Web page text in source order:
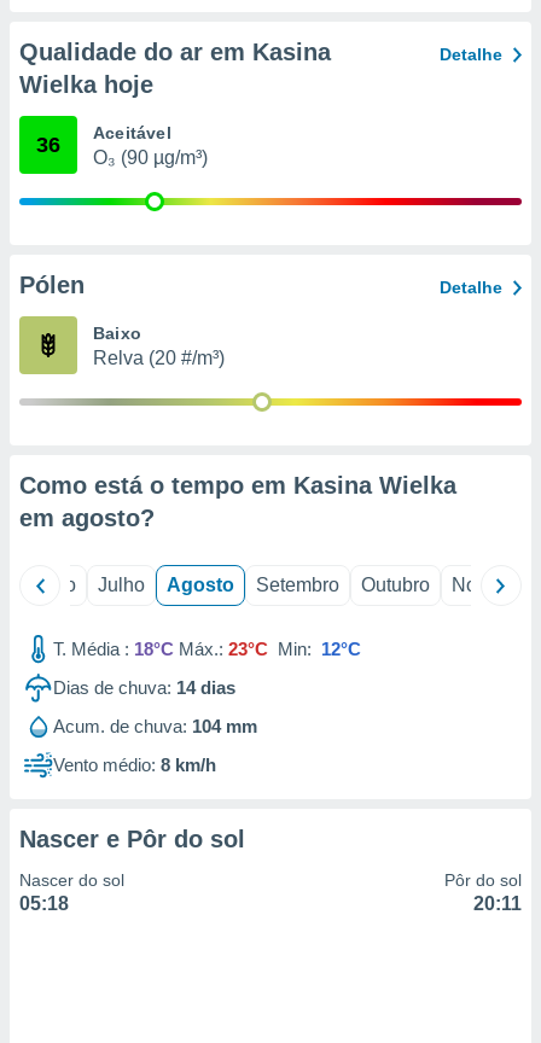
de
1199
Qualidade do ar em Kasina
Wielka hoje
Detalhe
36 Aceitável
O₃ (90 µg/m³)
Pólen Detalhe
Baixo
Relva (20 #/m³)
Como está o tempo em Kasina Wielka
em agosto?
Junho Julho Agosto Setembro Outubro Novembro
T. Média : 18°C Máx.: 23°C Min: 12°C
Dias de chuva: 14dias
Acum. de chuva: 104 mm
Vento médio: 8 km/h
Nascer e Pôr do sol
Nascer do sol
05:18
Pôr do sol
20:11